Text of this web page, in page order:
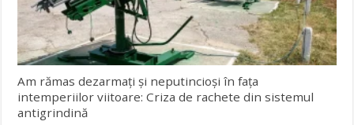
Am rămas dezarmați și neputincioși în fața
intemperiilor viitoare: Criza de rachete din sistemul
antigrindină